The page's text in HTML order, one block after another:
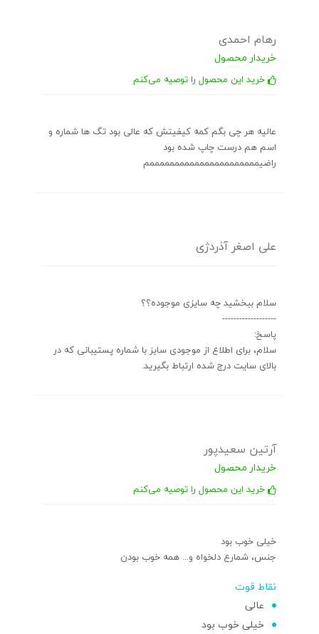
رهام احمدی
خریدار محصول
خرید این محصول را توصیه می‌کنم
عالیه هر چی بگم کمه کیفیتش که عالی بود تگ ها شماره و
اسم هم درست چاپ شده بود
راضیممممممممممممممممممممممم
علی اصغر آذردژی
سلام ببخشید چه سایزی موجوده؟؟
-------------------
پاسخ:
سلام، برای اطلاع از موجودی سایز با شماره پستیبانی که در
بالای سایت درج شده ارتباط بگیرید.
آرتین سعیدپور
خریدار محصول
خرید این محصول را توصیه می‌کنم
خیلی خوب بود
جنس، شمارع دلخواه و... همه خوب بودن
نقاط قوت
عالی
خیلی خوب بود